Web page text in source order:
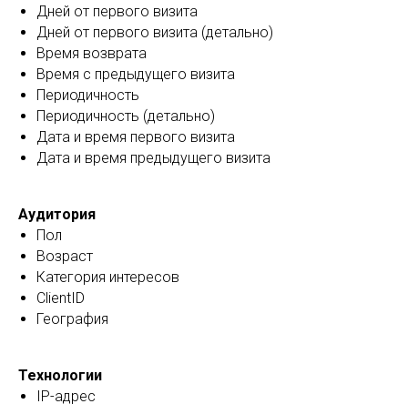
Дней от первого визита
Дней от первого визита (детально)
Время возврата
Время с предыдущего визита
Периодичность
Периодичность (детально)
Дата и время первого визита
Дата и время предыдущего визита
Аудитория
Пол
Возраст
Категория интересов
ClientID
География
Технологии
IP-адрес